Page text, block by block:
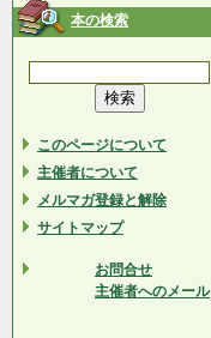
本の検索
このページについて
主催者について
メルマガ登録と解除
サイトマップ
お問合せ
主催者へのメール